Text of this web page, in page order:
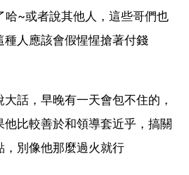
哈~或者說其他人，這些哥們也
人應該會假惺惺搶著付錢
話，早晚有一天會包不住的，
他比較善於和領導套近乎，搞關
別像他那麼過火就行